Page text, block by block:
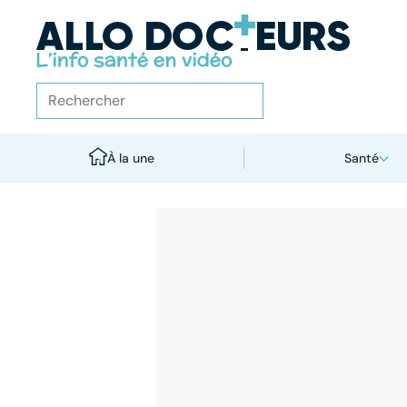
À la une Santé